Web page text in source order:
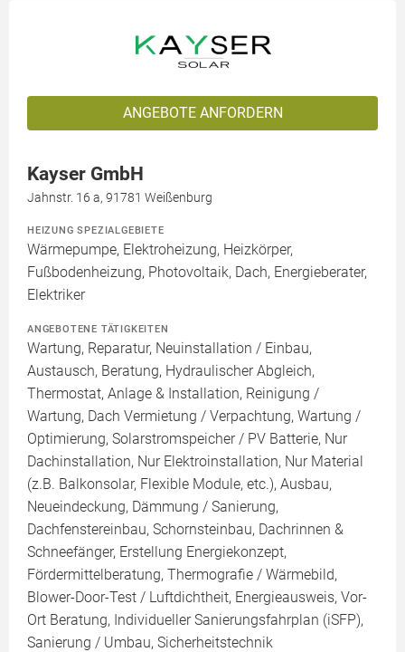
ANGEBOTE ANFORDERN
Kayser GmbH
Jahnstr. 16 a, 91781 Weißenburg
HEIZUNG SPEZIALGEBIETE
Wärmepumpe, Elektroheizung, Heizkörper,
Fußbodenheizung, Photovoltaik, Dach, Energieberater,
Elektriker
ANGEBOTENE TÄTIGKEITEN
Wartung, Reparatur, Neuinstallation / Einbau,
Austausch, Beratung, Hydraulischer Abgleich,
Thermostat, Anlage & Installation, Reinigung /
Wartung, Dach Vermietung / Verpachtung, Wartung /
Optimierung, Solarstromspeicher / PV Batterie, Nur
Dachinstallation, Nur Elektroinstallation, Nur Material
(z.B. Balkonsolar, Flexible Module, etc.), Ausbau,
Neueindeckung, Dämmung / Sanierung,
Dachfenstereinbau, Schornsteinbau, Dachrinnen &
Schneefänger, Erstellung Energiekonzept,
Fördermittelberatung, Thermografie / Wärmebild,
Blower-Door-Test / Luftdichtheit, Energieausweis, Vor-
Ort Beratung, Individueller Sanierungsfahrplan (iSFP),
Sanierung / Umbau, Sicherheitstechnik